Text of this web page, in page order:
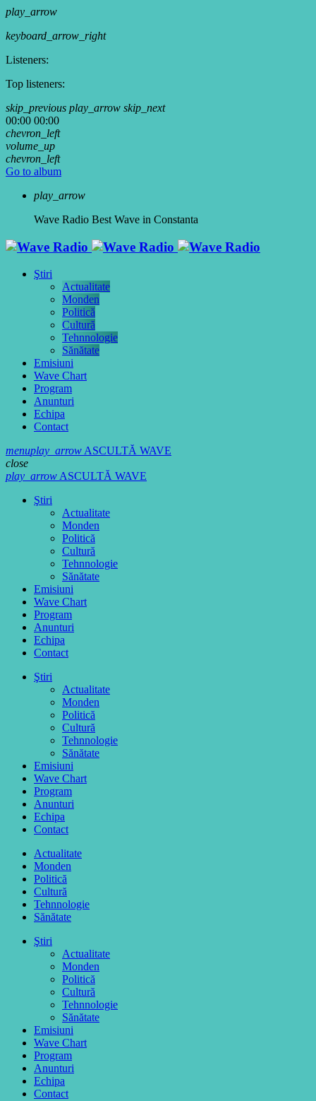
play_arrow
keyboard_arrow_right
Listeners:
Top listeners:
skip_previous play_arrow skip_next
00:00 00:00
chevron_left
volume_up
chevron_left
Go to album
play_arrow
Wave Radio Best Wave in Constanta
Ştiri
Actualitate
Monden
Politică
Cultură
Tehnnologie
Sănătate
Emisiuni
Wave Chart
Program
Anunturi
Echipa
Contact
menuplay_arrowASCULTĂ WAVE
close
play_arrowASCULTĂ WAVE
Ştiri
Actualitate
Monden
Politică
Cultură
Tehnnologie
Sănătate
Emisiuni
Wave Chart
Program
Anunturi
Echipa
Contact
Ştiri
Actualitate
Monden
Politică
Cultură
Tehnnologie
Sănătate
Emisiuni
Wave Chart
Program
Anunturi
Echipa
Contact
Actualitate
Monden
Politică
Cultură
Tehnnologie
Sănătate
Ştiri
Actualitate
Monden
Politică
Cultură
Tehnnologie
Sănătate
Emisiuni
Wave Chart
Program
Anunturi
Echipa
Contact